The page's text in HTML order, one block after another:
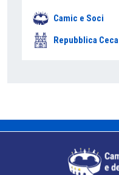
Camic e Soci
Repubblica Ceca